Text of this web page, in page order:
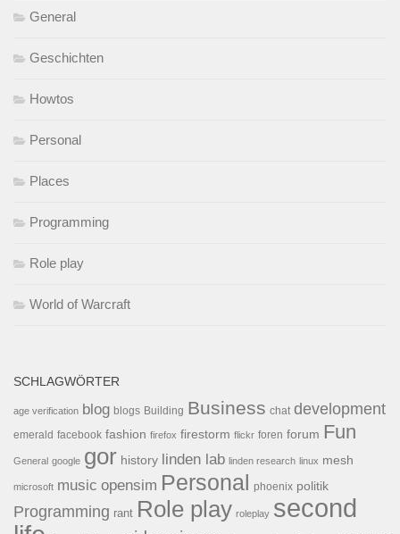
General
Geschichten
Howtos
Personal
Places
Programming
Role play
World of Warcraft
SCHLAGWÖRTER
age verification blog blogs Building Business chat development
emerald facebook fashion firefox firestorm flickr foren forum Fun
General google gor history linden lab linden research linux mesh
microsoft music opensim Personal phoenix politik
Programming rant Role play roleplay second